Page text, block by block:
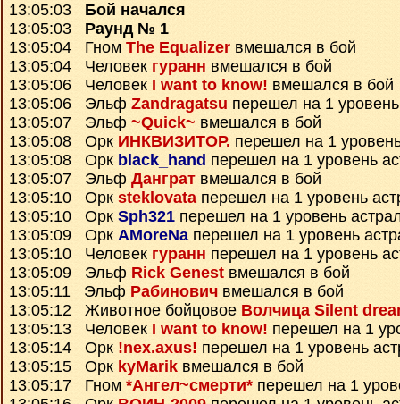
13:05:03 Бой начался
13:05:03 Раунд № 1
13:05:04 Гном The Equalizer вмешался в бой
13:05:04 Человек гуранн вмешался в бой
13:05:06 Человек I want to know! вмешался в бой
13:05:06 Эльф Zandragatsu перешел на 1
13:05:07 Эльф ~Quick~ вмешался в бой
13:05:08 Орк ИНКВИЗИТОР. перешел на 1
13:05:08 Орк black_hand перешел на 1 уровень
13:05:07 Эльф Данграт вмешался в бой
13:05:10 Орк steklovataперешел на 1 уровень
13:05:10 Орк Sph321 перешел на 1 уровень
13:05:09 Орк AMoreNa перешел на 1 уровень
13:05:10 Человек гуранн перешел на 1 уровень
13:05:09 Эльф Rick Genest вмешался в бой
13:05:11 Эльф Рабинович вмешался в бой
13:05:12 Животное бойцовое Волчица Silent
13:05:13 Человек I want to know! перешел на 1
13:05:14 Орк !nex.axus! перешел на 1 уровень
13:05:15 Орк kyMarik вмешался в бой
13:05:17 Гном *Ангел~смерти* перешел на 1